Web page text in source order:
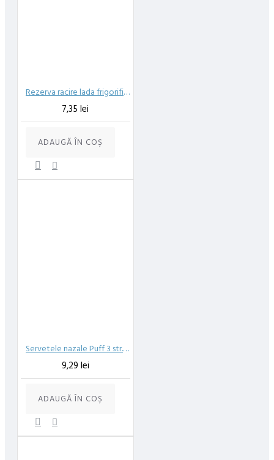
Rezerva racire lada frigorifica 8 ore Enger 350gr
7,35 lei
ADAUGĂ ÎN COŞ
Servetele nazale Puff 3 str. 10buc/set
9,29 lei
ADAUGĂ ÎN COŞ